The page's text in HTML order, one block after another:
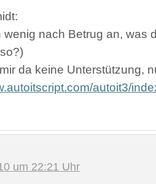
wenig nach Betrug an, was
da keine Unterstützung,
autoit3/
um 22:21 Uhr